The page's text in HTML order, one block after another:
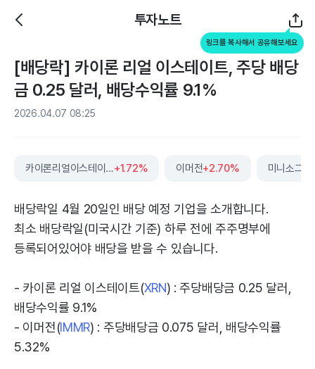
투자노트
링크를 복사해서 공유해보세요
[배당락] 카이론 리얼 이스테이트, 주당 배당
금 0.25 달러, 배당수익률 9.1%
2026.04.07 08:25
카이론리얼이스테이트+1.72% 이머전+2.70% 미니소그룹
배당락일 4월 20일인 배당 예정 기업을 소개합니다.
최소 배당락일(미국시간 기준) 하루 전에 주주명부에
등록되어있어야 배당을 받을 수 있습니다.
- 카이론 리얼 이스테이트(XRN) : 주당배당금 0.25 달러,
배당수익률 9.1%
- 이머전(IMMR) : 주당배당금 0.075 달러, 배당수익률
5.32%